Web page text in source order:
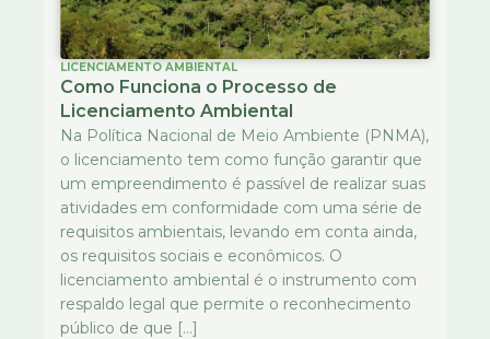
LICENCIAMENTO AMBIENTAL
Como Funciona o Processo de
Licenciamento Ambiental
Na Política Nacional de Meio Ambiente (PNMA),
o licenciamento tem como função garantir que
um empreendimento é passível de realizar suas
atividades em conformidade com uma série de
requisitos ambientais, levando em conta ainda,
os requisitos sociais e econômicos. O
licenciamento ambiental é o instrumento com
respaldo legal que permite o reconhecimento
público de que […]